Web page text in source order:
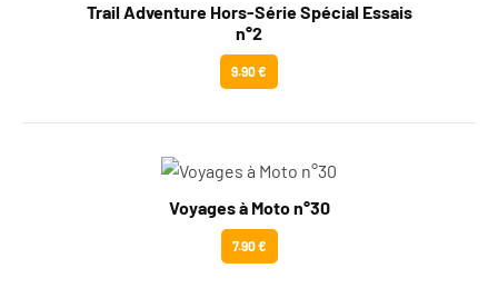
Trail Adventure Hors-Série Spécial Essais
n°2
9.90 €
Voyages à Moto n°30
7.90 €